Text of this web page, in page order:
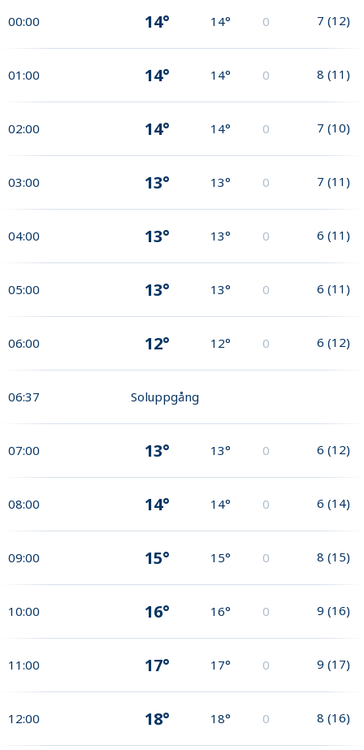
00:00 14° 14° 0 7 (12)
01:00 14° 14° 0 8 (11)
02:00 14° 14° 0 7 (10)
03:00 13° 13° 0 7 (11)
04:00 13° 13° 0 6 (11)
05:00 13° 13° 0 6 (11)
06:00 12° 12° 0 6 (12)
06:37 Soluppgång
07:00 13° 13° 0 6 (12)
08:00 14° 14° 0 6 (14)
09:00 15° 15° 0 8 (15)
10:00 16° 16° 0 9 (16)
11:00 17° 17° 0 9 (17)
12:00 18° 18° 0 8 (16)